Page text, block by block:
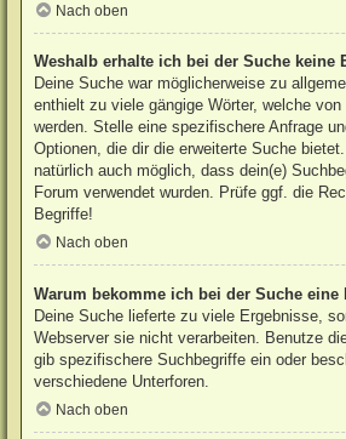
Nach oben
Weshalb erhalte ich bei der Suche keine
Deine Suche war möglicherweise zu
enthielt zu viele gängige Wörter, welche
werden. Stelle eine spezifischere Anfrage
Optionen, die dir die erweiterte Suche
natürlich auch möglich, dass dein(e)
Forum verwendet wurden. Prüfe ggf. die
Begriffe!
Nach oben
Warum bekomme ich bei der Suche eine
Deine Suche lieferte zu viele Ergebnisse,
Webserver sie nicht verarbeiten. Benutze
gib spezifischere Suchbegriffe ein oder
verschiedene Unterforen.
Nach oben